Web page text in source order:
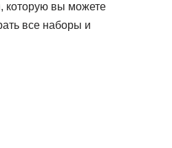
которую вы можете
все наборы и